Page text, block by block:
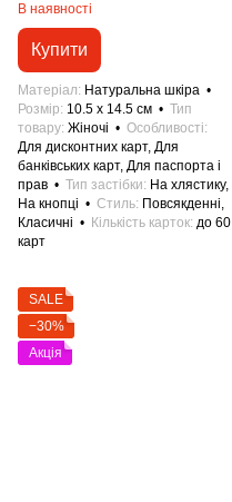
В наявності
Купити
Матеріал
Натуральна шкіра
Розмір 10.5 x 14.5 см
Тип
товару Жіночі
Особливості
Для дисконтних карт, Для
банківських карт, Для паспорта і
прав
Тип застібки
На хлястику,
На кнопці
Стиль Повсякденні,
Класичні
Кількість карток до 60
карт
SALE
−30%
Акція